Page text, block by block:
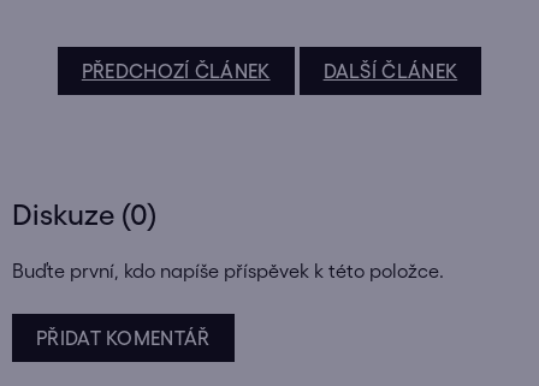
PŘEDCHOZÍ ČLÁNEK DALŠÍ ČLÁNEK
Diskuze (0)
Buďte první, kdo napíše příspěvek k této položce.
PŘIDAT KOMENTÁŘ